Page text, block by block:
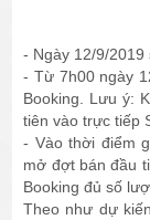
- Ngày 12/9/
- Từ 7h00 ngày
Booking. Lưu ý:
tiên vào trực tiếp
- Vào thời điểm
mở đợt bán đầu
Booking đủ số
Theo như dự